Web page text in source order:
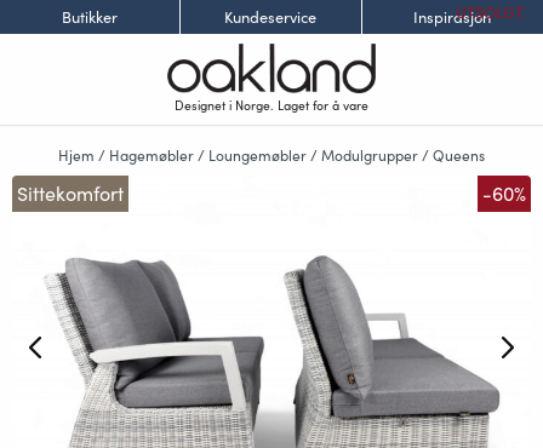
Butikker Kundeservice Inspirasjon
Designet i Norge. Laget for å vare
Hjem / Hagemøbler / Loungemøbler /Modulgrupper /Queens
Sittekomfort -60%
UTSOLGT